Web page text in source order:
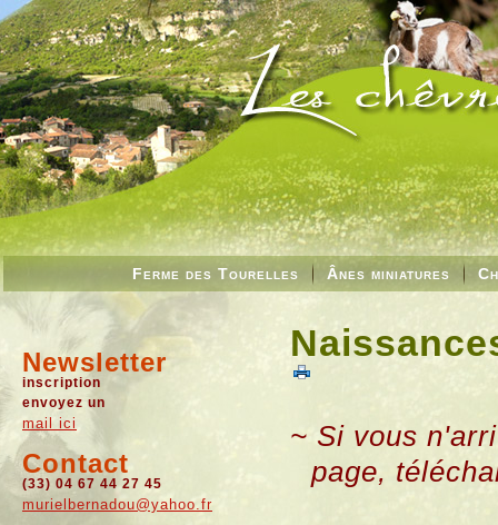
Ferme des Tourelles Ânes miniatures
Newsletter
inscription
envoyez un
mail ici
Contact
(33) 04 67 44 27 45
murielbernadou@yahoo.fr
~ Si vous
page,